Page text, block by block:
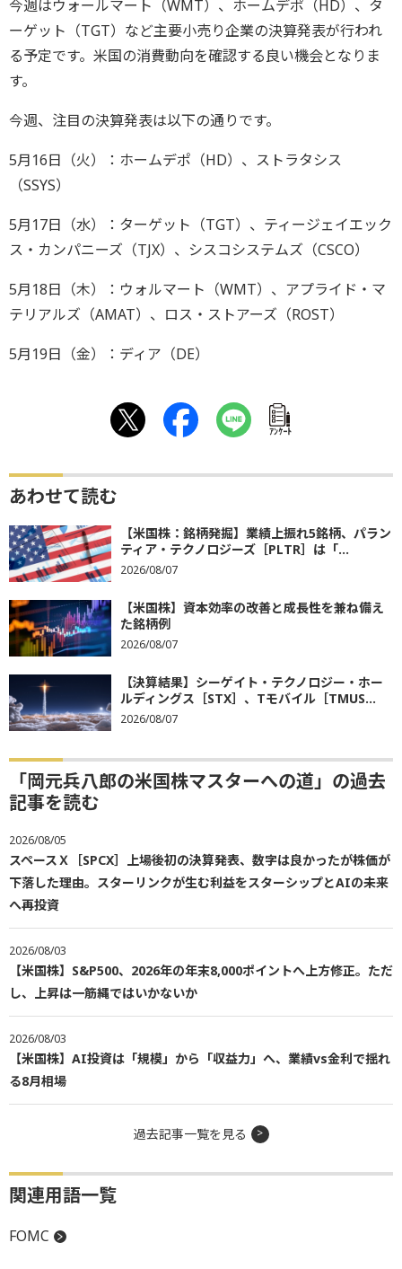
今週はウォールマート（WMT）、ホームデポ（HD）、タ
ーゲット（TGT）など主要小売り企業の決算発表が行われ
る予定です。米国の消費動向を確認する良い機会となりま
す。
今週、注目の決算発表は以下の通りです。
5月16日（火）：ホームデポ（HD）、ストラタシス
（SSYS）
5月17日（水）：ターゲット（TGT）、ティージェイエック
ス・カンパニーズ（TJX）、シスコシステムズ（CSCO）
5月18日（木）：ウォルマート（WMT）、アプライド・マ
テリアルズ（AMAT）、ロス・ストアーズ（ROST）
5月19日（金）：ディア（DE）
ｱﾝｹｰﾄ
あわせて読む
【米国株：銘柄発掘】業績上振れ5銘柄、パラン
ティア・テクノロジーズ［PLTR］は「...
2026/08/07
【米国株】資本効率の改善と成長性を兼ね備え
た銘柄例
2026/08/07
【決算結果】シーゲイト・テクノロジー・ホー
ルディングス［STX］、Tモバイル［TMUS...
2026/08/07
「岡元兵八郎の米国株マスターへの道」の過去
記事を読む
2026/08/05
スペースＸ［SPCX］上場後初の決算発表、数字は良かったが株価が
下落した理由。スターリンクが生む利益をスターシップとAIの未来
へ再投資
2026/08/03
【米国株】S&P500、2026年の年末8,000ポイントへ上方修正。ただ
し、上昇は一筋縄ではいかないか
2026/08/03
【米国株】AI投資は「規模」から「収益力」へ、業績vs金利で揺れ
る8月相場
過去記事一覧を見る
関連用語一覧
FOMC